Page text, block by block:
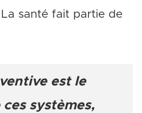
santé fait partie de
est le
systèmes,